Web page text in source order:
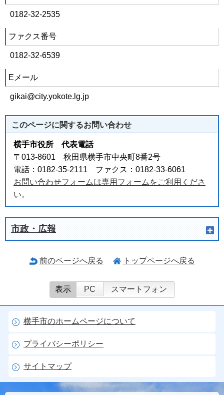
0182-32-2535
ファクス番号
0182-32-6539
Eメール
gikai@city.yokote.lg.jp
このページに関するお問い合わせ
横手市役所 代表電話
〒013-8601 秋田県横手市中央町8番2号
電話：0182-35-2111 ファクス：0182-33-6061
お問い合わせフォームは専用フォームをご利用くださ
い。
市政・広報
前のページへ戻る トップページへ戻る
表示 PC スマートフォン
横手市のホームページについて
プライバシーポリシー
サイトマップ